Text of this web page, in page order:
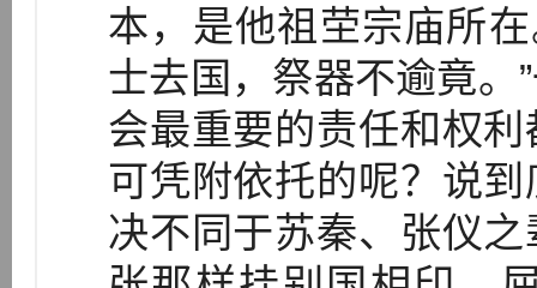
本，是他祖茔宗庙所
士去国，祭器不逾竟。
会最重要的责任和权
可凭附依托的呢？说
决不同于苏秦、张仪